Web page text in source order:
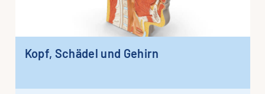
Kopf, Schä­del und Gehirn